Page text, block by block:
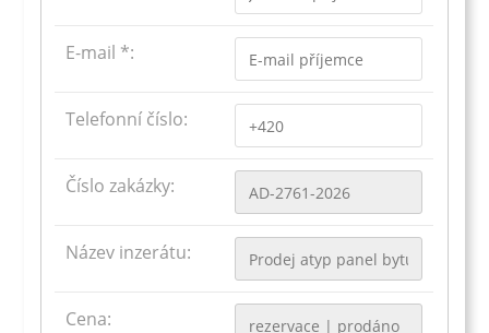
E-mail *:
Telefonní číslo:
Číslo zakázky:
Název inzerátu:
Cena: